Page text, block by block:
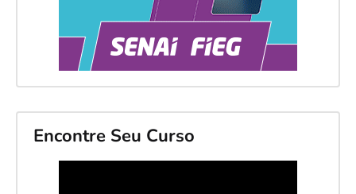
Encontre Seu Curso